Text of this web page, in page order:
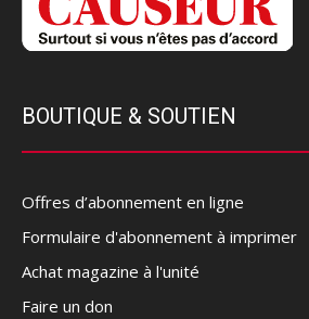
BOUTIQUE & SOUTIEN
Offres d’abonnement en ligne
Formulaire d'abonnement à imprimer
Achat magazine à l'unité
Faire un don